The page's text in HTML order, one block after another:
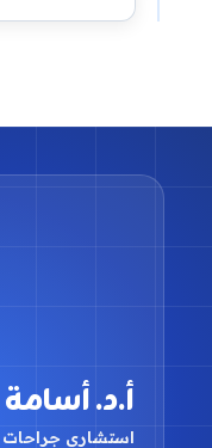
أ.د.
استشاري جراحات